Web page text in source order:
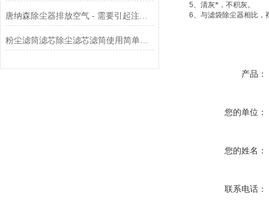
唐纳森除尘器排放空气 - 需要引起注意的 3 个原因
粉尘滤筒滤芯除尘滤芯滤筒使用简单方便
5、清灰*，不积灰。
6、与滤袋除尘器相比，
产品：
您的单位：
您的姓名：
联系电话：